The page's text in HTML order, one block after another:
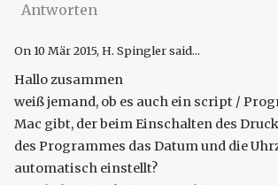
Antworten
On 10 Mär 2015, H. Spingler said...
Hallo zusammen
weiß jemand, ob es auch ein script /
Mac gibt, der beim Einschalten des
des Programmes das Datum und die
automatisch einstellt?